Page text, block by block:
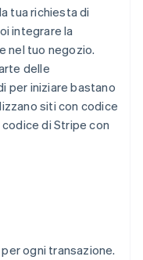
tua richiesta di
integrare la
nel tuo negozio.
delle
per iniziare bastano
siti con codice
di Stripe con
ogni transazione.